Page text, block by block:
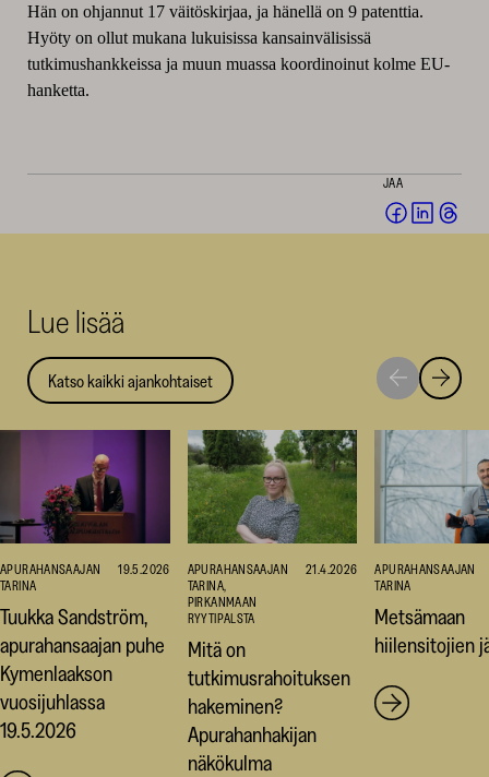
Hän on ohjannut 17 väitöskirjaa, ja hänellä on 9 patenttia.
Hyöty on ollut mukana lukuisissa kansainvälisissä
tutkimushankkeissa ja muun muassa koordinoinut kolme EU-
hanketta.
JAA
Jaa Jaa
Lue lisää
Katso kaikki ajankohtaiset
Siirry
seuraavaan
Siirry
APURAHANSAAJAN
TARINA
19.5.2026
Tuukka Sandström,
apurahansaajan puhe
Kymenlaakson
vuosijuhlassa
19.5.2026
APURAHANSAAJAN
TARINA,
PIRKANMAAN
RYYTIPALSTA
21.4.2026
Mitä on
tutkimusrahoituksen
hakeminen?
Apurahanhakijan
näkökulma
APURAHANSAAJAN
TARINA
Metsämaan
hiilensitojien